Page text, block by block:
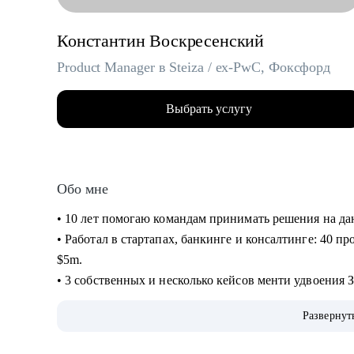
Константин Воскресенский
Product Manager в Steiza / ex-PwC, Фоксфорд
Выбрать услугу
Обо мне
• 10 лет помогаю командам принимать решения на
• Работал в стартапах, банкинге и консалтинге: 40
$5m.
• 3 собственных и несколько кейсов менти
• На ты. Не в легкости, но на чилле. Живу в